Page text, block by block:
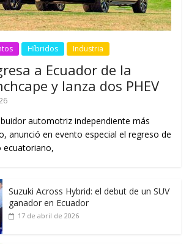
Híbridos Industria
a Ecuador de la
y lanza dos PHEV
automotriz independiente más
anunció en evento especial el regreso de
ecuatoriano,
Suzuki Across Hybrid: el debut de un SUV
ganador en Ecuador
17 de abril de 2026